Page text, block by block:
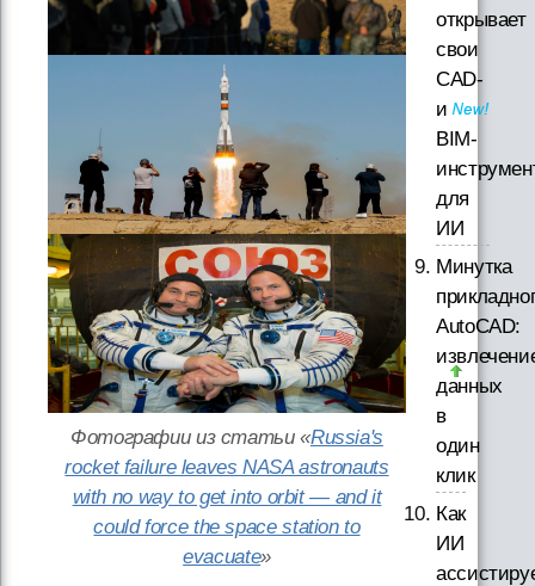
Фотографии из статьи «Russia's
rocket failure leaves NASA astronauts
with no way to get into orbit — and it
could force the space station to
evacuate»
открывает
свои
CAD-
и
BIM-
для
ИИ
Минутка
AutoCAD:
данных
в
один
клик
Как
ИИ